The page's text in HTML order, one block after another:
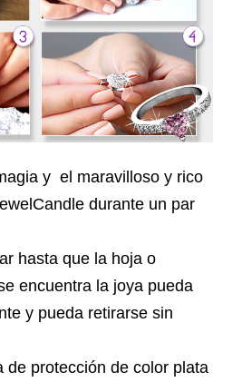
y el maravilloso y rico
durante un par
hasta que la hoja o
encuentra la joya pueda
y pueda retirarse sin
protección de color plata